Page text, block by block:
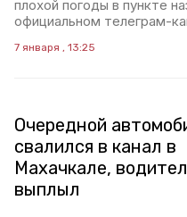
плохой погоды в пункте
официальном телеграм-
7 января , 13:25
Очередной
свалился в канал в
Махачкале,
выплыл